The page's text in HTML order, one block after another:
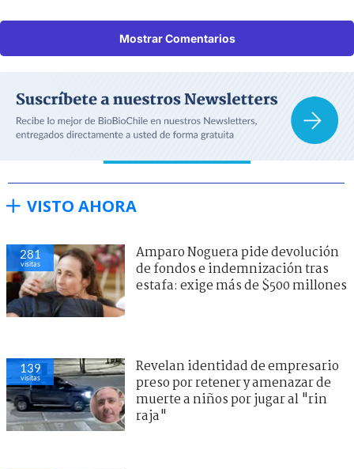
Mostrar Comentarios
VISTO AHORA
281
visitas
Amparo Noguera pide devolución
de fondos e indemnización tras
estafa: exige más de $500 millones
139
visitas
Revelan identidad de empresario
preso por retener y amenazar de
muerte a niños por jugar al "rin
raja"